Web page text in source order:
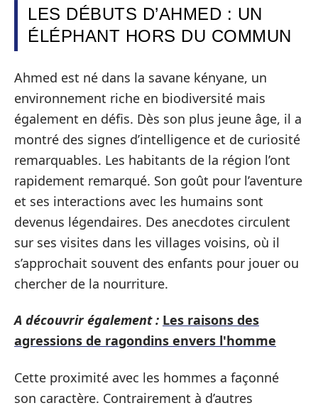
LES DÉBUTS D’AHMED : UN
ÉLÉPHANT HORS DU COMMUN
Ahmed est né dans la savane kényane, un
environnement riche en biodiversité mais
également en défis. Dès son plus jeune âge, il a
montré des signes d’intelligence et de curiosité
remarquables. Les habitants de la région l’ont
rapidement remarqué. Son goût pour l’aventure
et ses interactions avec les humains sont
devenus légendaires. Des anecdotes circulent
sur ses visites dans les villages voisins, où il
s’approchait souvent des enfants pour jouer ou
chercher de la nourriture.
A découvrir également : Les raisons des
agressions de ragondins envers l'homme
Cette proximité avec les hommes a façonné
son caractère. Contrairement à d’autres